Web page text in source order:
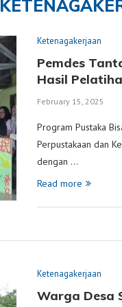
Ketenagakerjaan
Pemdes
Hasil
February 15, 2025
Program Pustaka
Perpustakaan dan
dengan …
Read more
Ketenagakerjaan
Warga Desa